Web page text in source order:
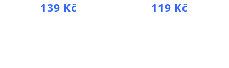
139 Kč 119 Kč